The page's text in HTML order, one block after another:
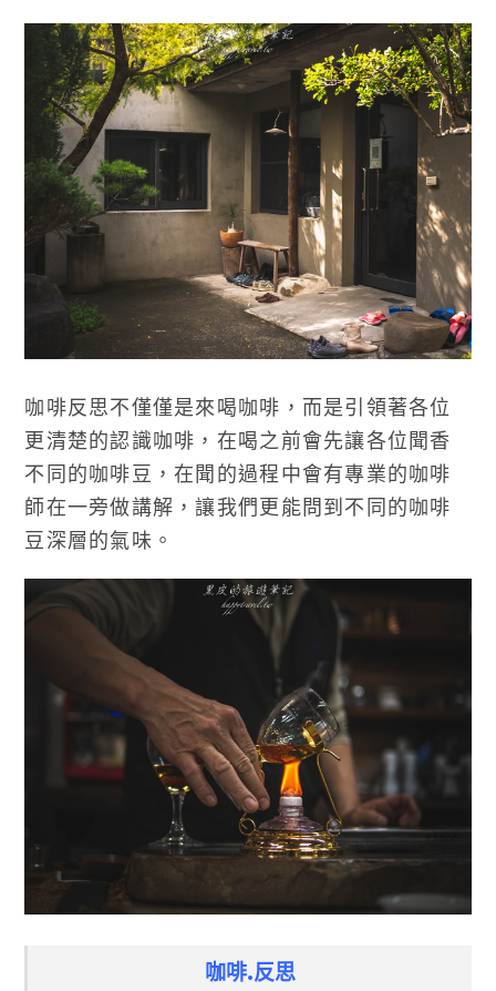
咖啡反思不僅僅是來喝咖啡，而是引領著各位
更清楚的認識咖啡，在喝之前會先讓各位聞香
不同的咖啡豆，在聞的過程中會有專業的咖啡
師在一旁做講解，讓我們更能問到不同的咖啡
豆深層的氣味。
咖啡.反思